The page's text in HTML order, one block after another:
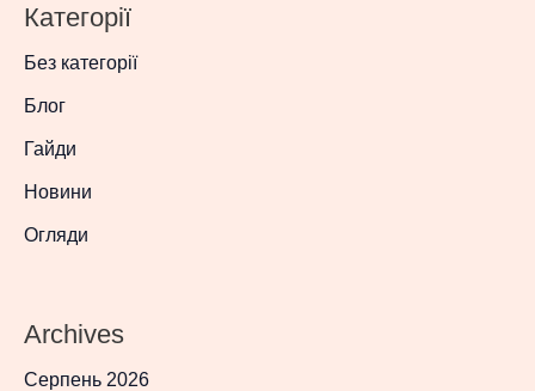
Категорії
Без категорії
Блог
Гайди
Новини
Огляди
Archives
Серпень 2026